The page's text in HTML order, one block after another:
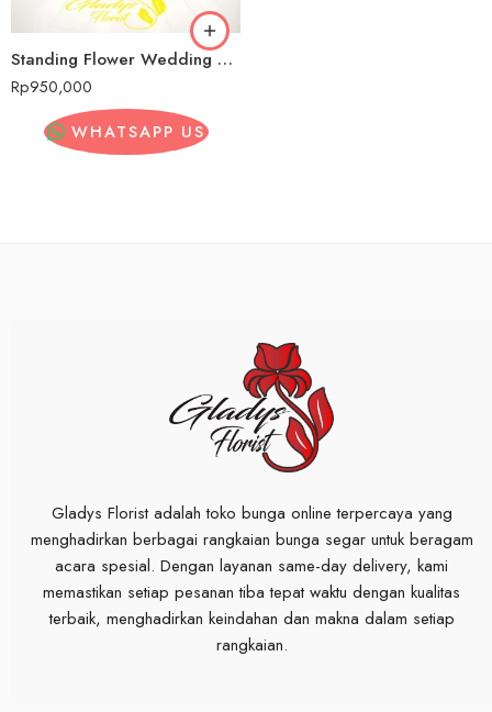
Standing Flower Wedding Murah Ende
Rp950,000
WHATSAPP US
Gladys Florist adalah toko bunga online terpercaya yang
menghadirkan berbagai rangkaian bunga segar untuk beragam
acara spesial. Dengan layanan same-day delivery, kami
memastikan setiap pesanan tiba tepat waktu dengan kualitas
terbaik, menghadirkan keindahan dan makna dalam setiap
rangkaian.